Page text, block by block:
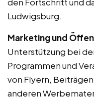
Ludwigsburg.
Marketing und
Unterstützung bei
Programmen und
von Flyern,
anderen